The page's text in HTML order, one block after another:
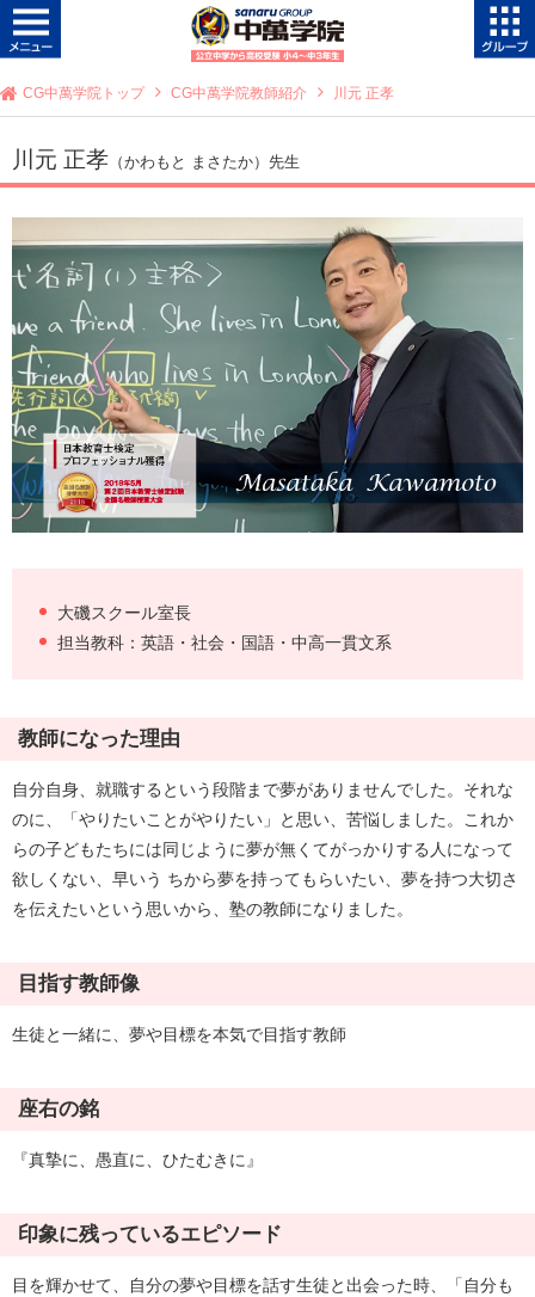
CG中萬学院トップ CG中萬学院教師紹介 川元 正孝
川元 正孝 （かわもと まさたか）先生
大磯スクール室長
担当教科：英語・社会・国語・中高一貫文系
教師になった理由
自分自身、就職するという段階まで夢がありませんでした。それな
のに、「やりたいことがやりたい」と思い、苦悩しました。これか
らの子どもたちには同じように夢が無くてがっかりする人になって
欲しくない、早いう ちから夢を持ってもらいたい、夢を持つ大切さ
を伝えたいという思いから、塾の教師になりました。
目指す教師像
生徒と一緒に、夢や目標を本気で目指す教師
座右の銘
『真摯に、愚直に、ひたむきに』
印象に残っているエピソード
目を輝かせて、自分の夢や目標を話す生徒と出会った時、「自分も